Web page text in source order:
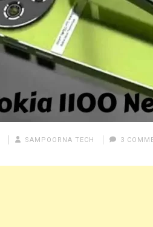
SAMPOORNA TECH 3